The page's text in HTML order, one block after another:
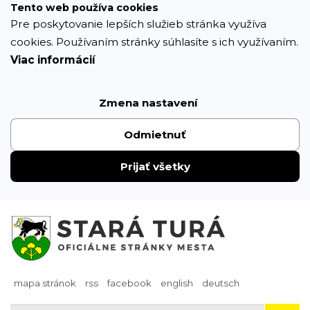
Prejsť
obsahu
Tento web používa cookies
Pre poskytovanie lepších služieb stránka využíva
cookies. Používaním stránky súhlasíte s ich využívaním.
Viac informácií
Zmena nastavení
Odmietnuť
Prijať všetky
mapa stránok rss facebook english deutsch